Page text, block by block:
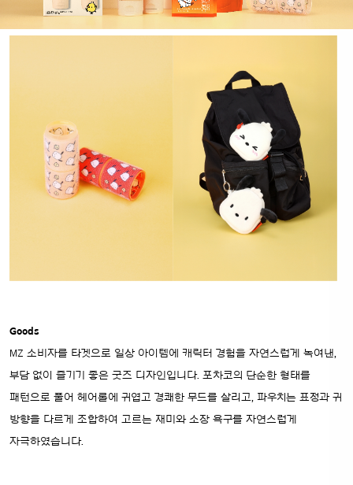
Goods
MZ 소비자를 타겟으로 일상 아이템에 캐릭터 경험을 자연스럽게 녹여낸,
부담 없이 즐기기 좋은 굿즈 디자인입니다. 포차코의 단순한 형태를
패턴으로 풀어 헤어롤에 귀엽고 경쾌한 무드를 살리고,
파우치는 표정과 귀
방향을 다르게 조합하여 고르는 재미와 소장 욕구를 자연스럽게
자극하였습니다.